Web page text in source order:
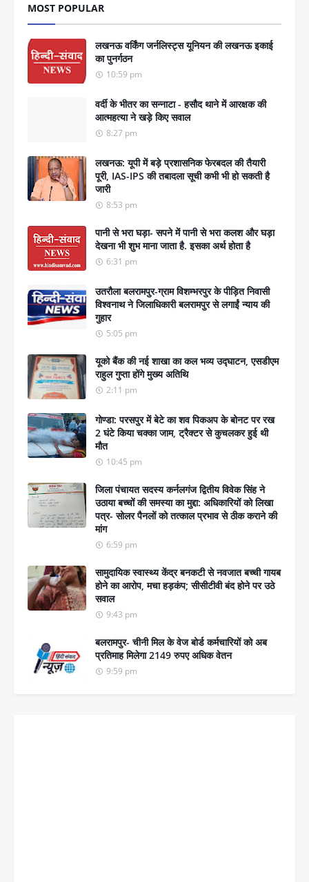
MOST POPULAR
लखनऊ वर्किंग जर्नलिस्ट्स यूनियन की लखनऊ इकाई
का पुनर्गठन
10:59 pm
वर्दी के भीतर का सन्नाटा - हसौद थाने में आरक्षक की
आत्महत्या ने खड़े किए सवाल
8:27 pm
लखनऊ: यूपी में बड़े प्रशासनिक फेरबदल की तैयारी
पूरी, IAS-IPS की तबादला सूची कभी भी हो सकती है
जारी
8:53 pm
पानी से भरा घड़ा- सपने में पानी से भरा कलश और घड़ा
देखना भी शुभ माना जाता है. इसका अर्थ होता है
6:31 pm
उतरौला बलरामपुर-ग्राम विशम्भरपुर के पीड़ित निवासी
विश्वनाथ ने जिलाधिकारी बलरामपुर से लगाईं न्याय की
गुहार
5:05 pm
यूको बैंक की नई शाखा का कल भव्य उद्घाटन, एसडीएम
राहुल गुप्ता होंगे मुख्य अतिथि
2:11 pm
गोण्डा: परसपुर में बेटे का शव पिकअप के बोनट पर रख
2 घंटे किया चक्का जाम, ट्रैक्टर से कुचलकर हुई थी
मौत
10:45 pm
जिला पंचायत सदस्य कर्नलगंज द्वितीय विवेक सिंह ने
उठाया बच्चों की समस्या का मुद्दा: अधिकारियों को लिखा
पत्र- सोलर पैनलों को तत्काल प्रभाव से ठीक कराने की
मांग
6:59 pm
सामुदायिक स्वास्थ्य केंद्र बनकटी से नवजात बच्ची गायब
होने का आरोप, मचा हड़कंप; सीसीटीवी बंद होने पर उठे
सवाल
9:43 pm
बलरामपुर- चीनी मिल के वेज बोर्ड कर्मचारियों को अब
प्रतिमाह मिलेगा 2149 रुपए अधिक वेतन
9:59 pm